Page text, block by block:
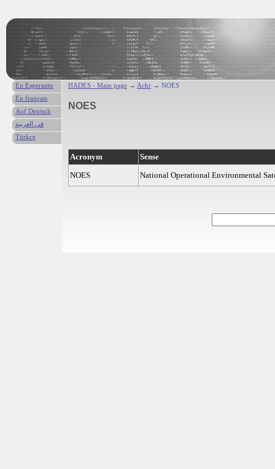
HADES - Main page → Ackr → NOES
NOES
Acronym
Sense
NOES
National Operational Environmental
En Esperanto
En français
Auf Deutsch
في العربية
Türkce